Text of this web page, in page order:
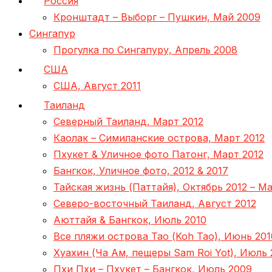
Кронштадт – Выборг – Пушкин, Май 2009
Сингапур
Прогулка по Сингапуру, Апрель 2008
США
США, Август 2011
Таиланд
Северный Таиланд, Март 2012
Каолак – Симиланские острова, Март 2012
Пхукет & Уличное фото Патонг, Март 2012
Бангкок, Уличное фото, 2012 & 2017
Тайская жизнь (Паттайя), Октябрь 2012 –
Северо-восточный Таиланд, Август 2012
Аюттайя & Бангкок, Июль 2010
Все пляжи острова Тао (Koh Tao), Июнь
Хуахин (Ча Ам, пещеры Sam Roi Yot), Июль
Пхи Пхи – Пхукет – Бангкок, Июль 2009